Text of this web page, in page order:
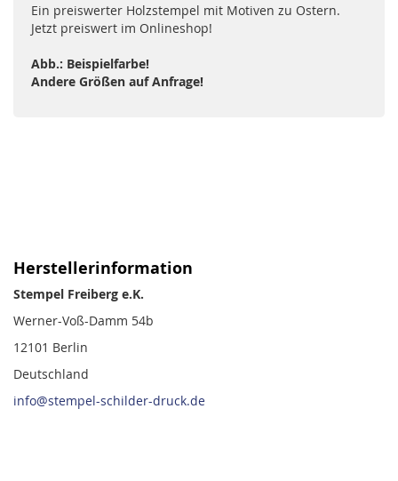
Ein preiswerter Holzstempel mit Motiven zu Ostern.
Jetzt preiswert im Onlineshop!
Abb.: Beispielfarbe!
Andere Größen auf Anfrage!
Herstellerinformation
Stempel Freiberg e.K.
Werner-Voß-Damm 54b
12101 Berlin
Deutschland
info@stempel-schilder-druck.de